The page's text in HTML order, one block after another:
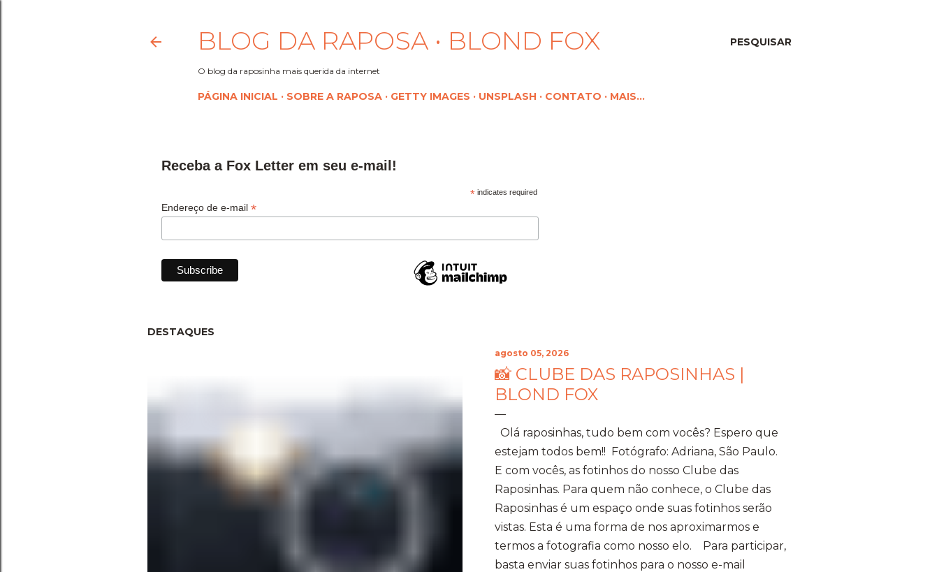
PESQUISAR
BLOG DA RAPOSA • BLOND FOX
O blog da raposinha mais querida da internet
PÁGINA INICIAL SOBRE A RAPOSA GETTY IMAGES UNSPLASH CONTATO MAIS…
Receba a Fox Letter em seu e-mail!
*indicates required
Endereço de e-mail *
DESTAQUES
agosto 05, 2026
📸 CLUBE DAS RAPOSINHAS |
BLOND FOX
Olá raposinhas, tudo bem com vocês? Espero que
estejam todos bem!! Fotógrafo: Adriana, São Paulo.
E com vocês, as fotinhos do nosso Clube das
Raposinhas. Para quem não conhece, o Clube das
Raposinhas é um espaço onde suas fotinhos serão
vistas. Esta é uma forma de nos aproximarmos e
termos a fotografia como nosso elo. Para participar,
basta enviar suas fotinhos para o nosso e-mail